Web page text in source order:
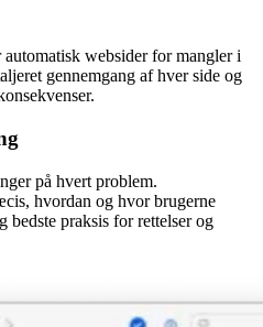
websider for mangler i
gennemgang af hver side og
på hvert problem.
hvordan og hvor brugerne
bedste praksis for rettelser og